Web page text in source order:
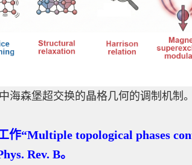
海森堡超交换的晶格几何的调制机制。
作“Multiple topological phases
Rev. B。